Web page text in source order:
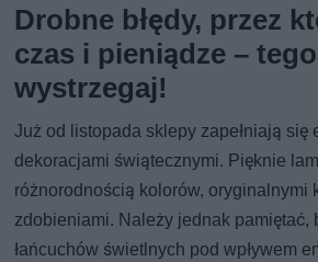
Drobne błędy, przez
czas i pieniądze –
wystrzegaj!
Już od listopada sklepy zapełniają się
dekoracjami świątecznymi. Pięknie
różnorodnością kolorów, oryginalnymi
zdobieniami. Należy jednak pamiętać,
łańcuchów świetlnych pod wpływem